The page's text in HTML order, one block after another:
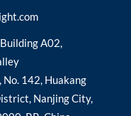
A02,
142, Huakang
Nanjing City,